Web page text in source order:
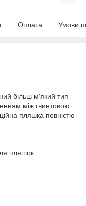
Оплата Умови
більш м'який тип
між гвинтовою
пляшка повністю
пляшок